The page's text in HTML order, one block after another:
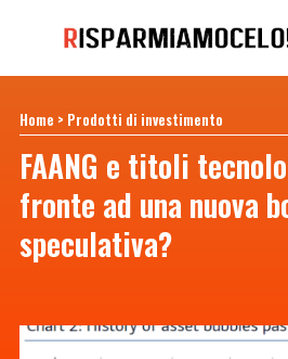
Home > Prodotti di investimento
FAANG e titoli
fronte ad una nuova
speculativa?